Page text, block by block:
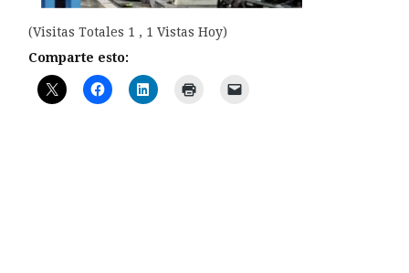
(Visitas Totales 1 , 1 Vistas Hoy)
Comparte esto: